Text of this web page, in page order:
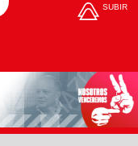
SUBIR